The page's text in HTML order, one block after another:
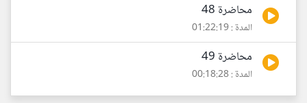
محاضرة 48
المدة : 01:22:19
محاضرة 49
المدة : 00:18:28